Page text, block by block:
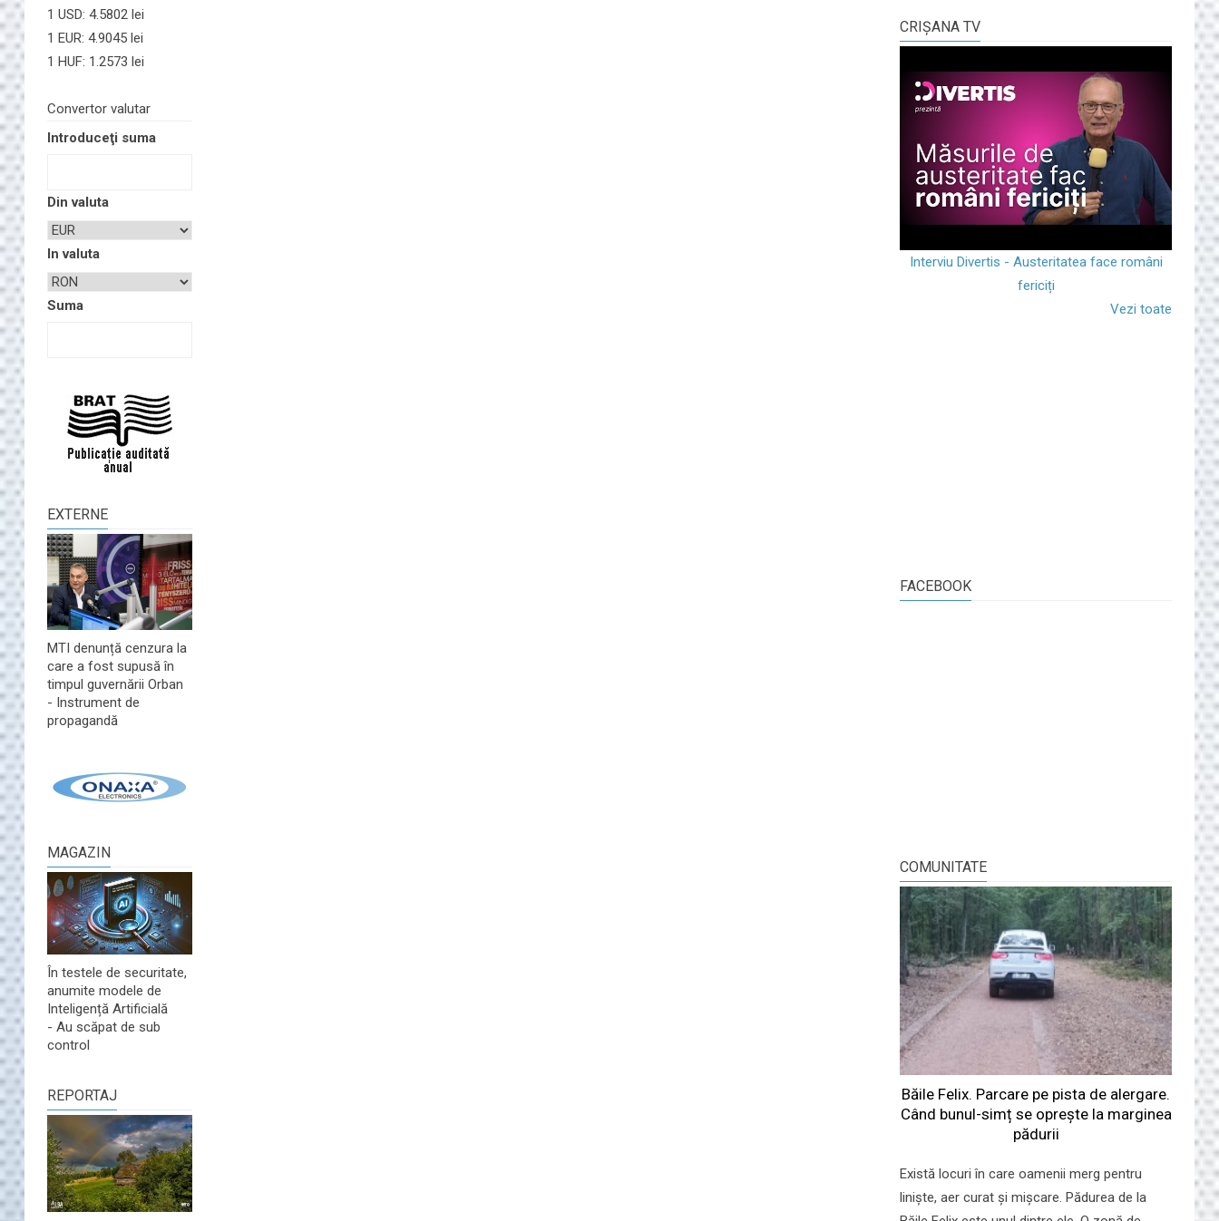
1 USD: 4.5802 lei
1 EUR: 4.9045 lei
1 HUF: 1.2573 lei
Convertor valutar
Introduceţi suma
Din valuta
In valuta
Suma
EXTERNE
MTI denunță cenzura la
care a fost supusă în
timpul guvernării Orban
- Instrument de
propagandă
MAGAZIN
În testele de securitate,
anumite modele de
Inteligență Artificială
- Au scăpat de sub
control
REPORTAJ
CRIŞANA TV
Interviu Divertis - Austeritatea face români
fericiți
Vezi toate
FACEBOOK
COMUNITATE
Băile Felix. Parcare pe pista de alergare.
Când bunul-simț se oprește la marginea
pădurii
Există locuri în care oamenii merg pentru
liniște, aer curat și mișcare. Pădurea de la